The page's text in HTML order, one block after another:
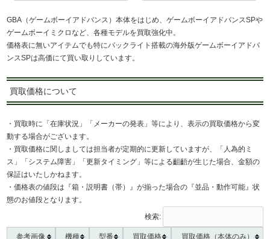
GBA（ゲームボーイアドバンス）本体をはじめ、ゲームボーイアドバンスSPや
ゲームボーイミクロなど、各種モデルを買取強化中。
価格表に無いアイテムでも特にバックライト搭載の海外版ゲームボーイアドバ
ンスSPは高価にて買い取りしています。
買取価格について
・買取時に「在庫状況」「メーカーの発表」等により、表示の買取価格から変
動する場合がございます。
・買取価格に関しましては担当者が定期的に更新していますが、「人為的ミ
ス」「システム障害」「更新タイミング」等による齟齬が生じた場合、金額の
保証はいたしかねます。
・価格表の値段は『箱・説明書（帯）』が揃った場合の『並品・動作可能』状
態のお値段となります。
検索:
参考画像 機種 型番 買取価格 買取価格（本体のみ）